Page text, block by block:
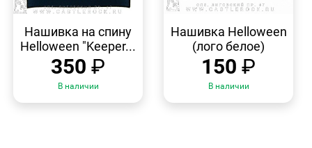
ПРОСМОТР
Нашивка на спину
Helloween "Keeper...
350 ₽
В наличии
ПРОСМОТР
Нашивка Helloween
(лого белое)
150 ₽
В наличии